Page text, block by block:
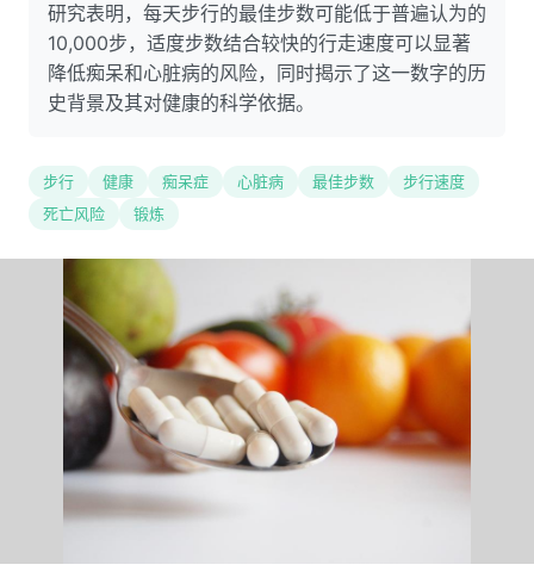
研究表明，每天步行的最佳步数可能低于普遍认为的
10,000步，适度步数结合较快的行走速度可以显著
降低痴呆和心脏病的风险，同时揭示了这一数字的历
史背景及其对健康的科学依据。
步行 健康 痴呆症 心脏病 最佳步数
步行速度
死亡风险
锻炼